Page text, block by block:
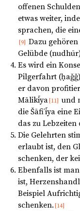
offenen
etwas weiter,
sprachen, die
[9] Dazu
Gelübde
Es wird ein
Pilgerfahrt
er davon
Mālikīya [11] und
die Šāfiʿīya eine
das zu
Die Gelehrten
erlaubt ist, den
schenken, der
Ebenfalls ist
ist,
Beispiel
schenken. [14]